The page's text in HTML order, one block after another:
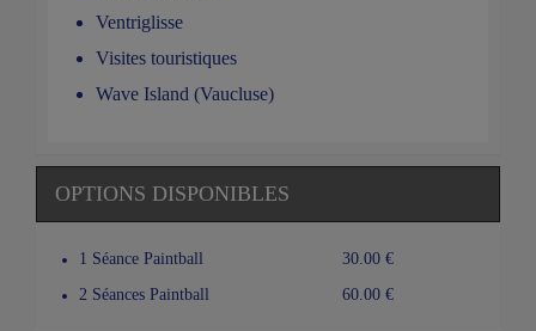
Ventriglisse
Visites touristiques
Wave Island (Vaucluse)
OPTIONS DISPONIBLES
1 Séance Paintball
30.00 €
2 Séances Paintball
60.00 €